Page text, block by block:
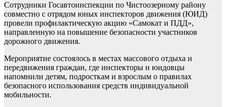
Сотрудники Госавтоинспекции по Чистоозерному району
совместно с отрядом юных инспекторов движения (ЮИД)
провели профилактическую акцию «Самокат и ПДД»,
направленную на повышение безопасности участников
дорожного движения.
Мероприятие состоялось в местах массового отдыха и
передвижения граждан, где инспекторы и юидовцы
напомнили детям, подросткам и взрослым о правилах
безопасного использования средств индивидуальной
мобильности.